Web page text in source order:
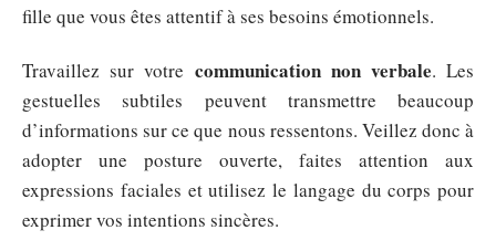
fille que vous êtes attentif à ses besoins émotionnels.
Travaillez sur votre communication non verbale. Les
gestuelles subtiles peuvent transmettre beaucoup
d’informations sur ce que nous ressentons. Veillez donc à
adopter une posture ouverte, faites attention aux
expressions faciales et utilisez le langage du corps pour
exprimer vos intentions sincères.